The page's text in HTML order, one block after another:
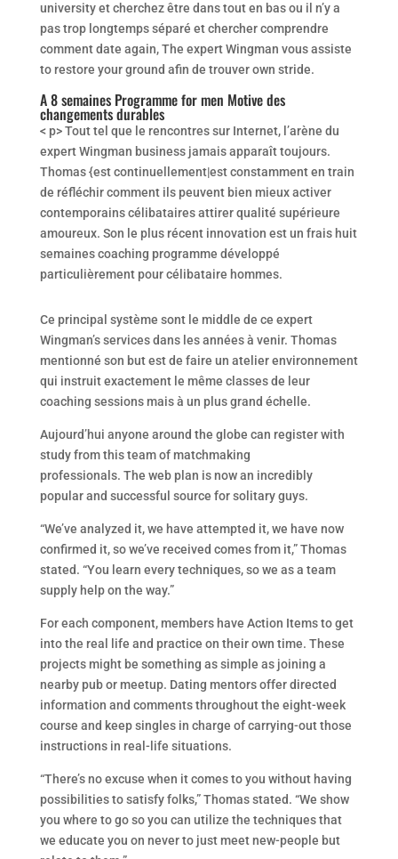
university et cherchez être dans tout en bas ou il n’y a
pas trop longtemps séparé et chercher comprendre
comment date again, The expert Wingman vous assiste
to restore your ground afin de trouver own stride.
A 8 semaines Programme for men Motive des
changements durables
< p> Tout tel que le rencontres sur Internet, l’arène du
expert Wingman business jamais apparaît toujours.
Thomas {est continuellement|est constamment en train
de réfléchir comment ils peuvent bien mieux activer
contemporains célibataires attirer qualité supérieure
amoureux. Son le plus récent innovation est un frais huit
semaines coaching programme développé
particulièrement pour célibataire hommes.
Ce principal système sont le middle de ce expert
Wingman’s services dans les années à venir. Thomas
mentionné son but est de faire un atelier environnement
qui instruit exactement le même classes de leur
coaching sessions mais à un plus grand échelle.
Aujourd’hui anyone around the globe can register with
study from this team of matchmaking
professionals. The web plan is now an incredibly
popular and successful source for solitary guys.
“We’ve analyzed it, we have attempted it, we have now
confirmed it, so we’ve received comes from it,” Thomas
stated. “You learn every techniques, so we as a team
supply help on the way.”
For each component, members have Action Items to get
into the real life and practice on their own time. These
projects might be something as simple as joining a
nearby pub or meetup. Dating mentors offer directed
information and comments throughout the eight-week
course and keep singles in charge of carrying-out those
instructions in real-life situations.
“There’s no excuse when it comes to you without having
possibilities to satisfy folks,” Thomas stated. “We show
you where to go so you can utilize the techniques that
we educate you on never to just meet new-people but